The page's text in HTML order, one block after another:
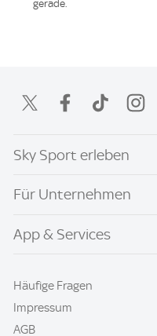
gerade.
Sky Sport erleben
Für Unternehmen
App & Services
Häufige Fragen
Impressum
AGB